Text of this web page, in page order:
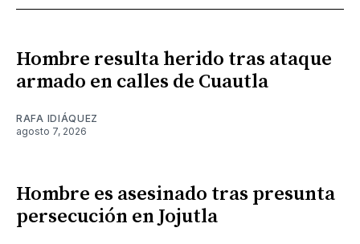
Hombre resulta herido tras ataque
armado en calles de Cuautla
RAFA IDIÁQUEZ
agosto 7, 2026
Hombre es asesinado tras presunta
persecución en Jojutla